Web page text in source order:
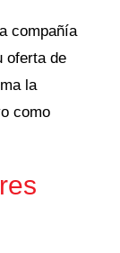
compañía
oferta de
la
como